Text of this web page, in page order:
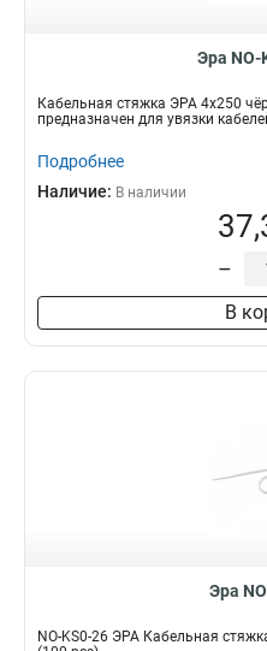
Эра NO-
Кабельная стяжка ЭРА 4x250
предназначен для увязки
Подробнее
Наличие: В наличии
–
В
Эра
NO-KS0-26 ЭРА Кабельная